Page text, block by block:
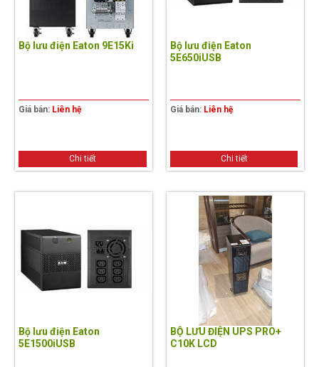
Bộ lưu điện Eaton 9E15Ki
Giá bán: Liên hệ
Chi tiết
Bộ lưu điện Eaton
5E650iUSB
Giá bán: Liên hệ
Chi tiết
Bộ lưu điện Eaton
5E1500iUSB
BỘ LƯU ĐIỆN UPS PRO+
C10K LCD